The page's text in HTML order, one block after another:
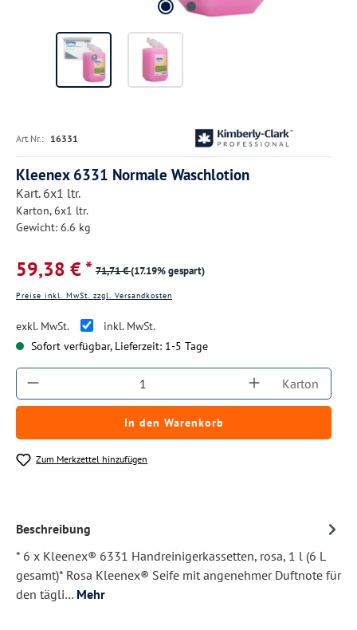
Art.Nr.: 16331
Kleenex 6331 Normale Waschlotion
Kart. 6x1 ltr.
Karton, 6x1 ltr.
Gewicht: 6.6 kg
59,38 € * 71,71 €(17.19% gespart)
Preise inkl. MwSt. zzgl. Versandkosten
exkl. MwSt.
inkl. MwSt.
Sofort verfügbar, Lieferzeit: 1-5 Tage
Produkt Anzahl: Gib den gewünschten
Karton
In den Warenkorb
Zum Merkzettel hinzufügen
Beschreibung
* 6 x Kleenex® 6331 Handreinigerkassetten, rosa, 1 l (6 L
gesamt)* Rosa Kleenex® Seife mit angenehmer Duftnote für
den tägli… Mehr